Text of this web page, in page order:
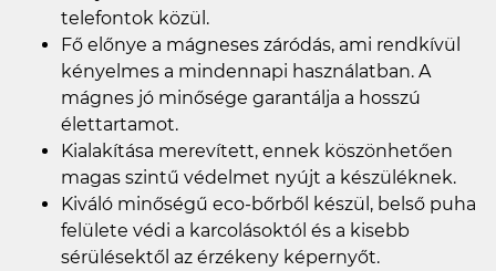
telefontok közül.
Fő előnye a mágneses záródás, ami rendkívül
kényelmes a mindennapi használatban. A
mágnes jó minősége garantálja a hosszú
élettartamot.
Kialakítása merevített, ennek köszönhetően
magas szintű védelmet nyújt a készüléknek.
Kiváló minőségű eco-bőrből készül, belső puha
felülete védi a karcolásoktól és a kisebb
sérülésektől az érzékeny képernyőt.